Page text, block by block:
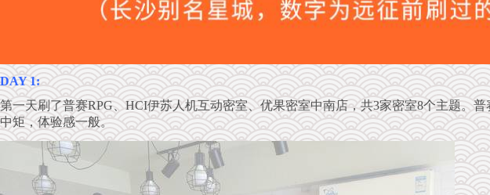
DAY 1:
第一天刷了普赛RPG、HCI伊苏人机互动密室、优果密室中南店，共3家密室8个主题。
中矩，体验感一般。